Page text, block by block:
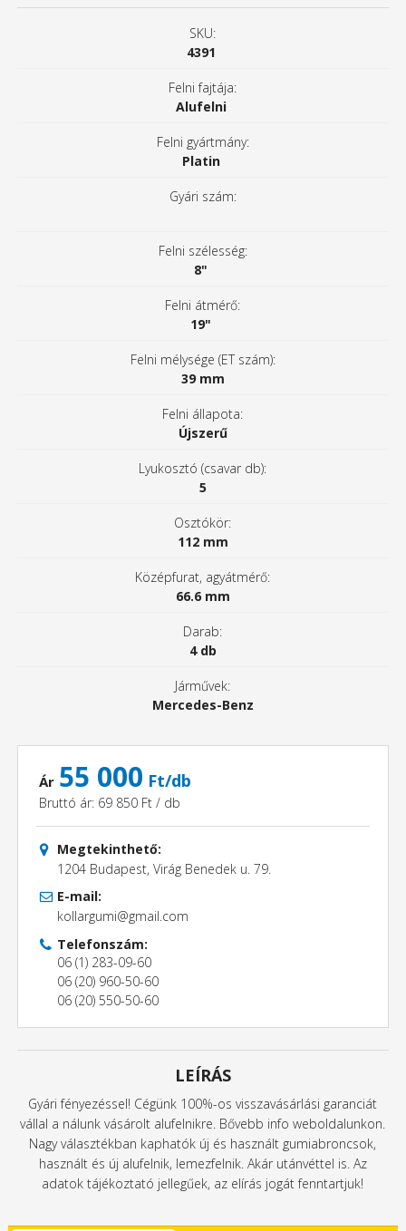
SKU:
4391
Felni fajtája:
Alufelni
Felni gyártmány:
Platin
Gyári szám:
Felni szélesség:
8"
Felni átmérő:
19"
Felni mélysége (ET szám):
39 mm
Felni állapota:
Újszerű
Lyukosztó (csavar db):
5
Osztókör:
112 mm
Középfurat, agyátmérő:
66.6 mm
Darab:
4 db
Járművek:
Mercedes-Benz
Ár 55 000 Ft/db
Bruttó ár: 69 850 Ft / db
Megtekinthető:
1204 Budapest, Virág Benedek u. 79.
E-mail:
kollargumi@gmail.com
Telefonszám:
06 (1) 283-09-60
06 (20) 960-50-60
06 (20) 550-50-60
LEÍRÁS
Gyári fényezéssel! Cégünk 100%-os visszavásárlási garanciát
vállal a nálunk vásárolt alufelnikre. Bővebb info weboldalunkon.
Nagy választékban kaphatók új és használt gumiabroncsok,
használt és új alufelnik, lemezfelnik. Akár utánvéttel is. Az
adatok tájékoztató jellegűek, az elírás jogát fenntartjuk!